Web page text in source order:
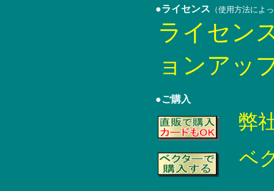
●ライセンス （使用方法によ
ライセン
ョンアッ
●ご購入
弊
ベ